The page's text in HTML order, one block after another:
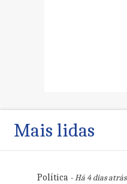
Mais lidas
Política- Há 4 dias atrás